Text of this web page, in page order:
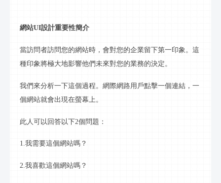
網站UI設計重要性簡介
當訪問者訪問您的網站時，會對您的企業留下第一印象。這
種印象將極大地影響他們未來對您的業務的決定。
我們來分析一下這個過程。網際網路用戶點擊一個連結，一
個網站就會出現在螢幕 上。
此人可以回答以下2個問題：
1.我需要這個網站嗎？
2.我喜歡這個網站嗎？